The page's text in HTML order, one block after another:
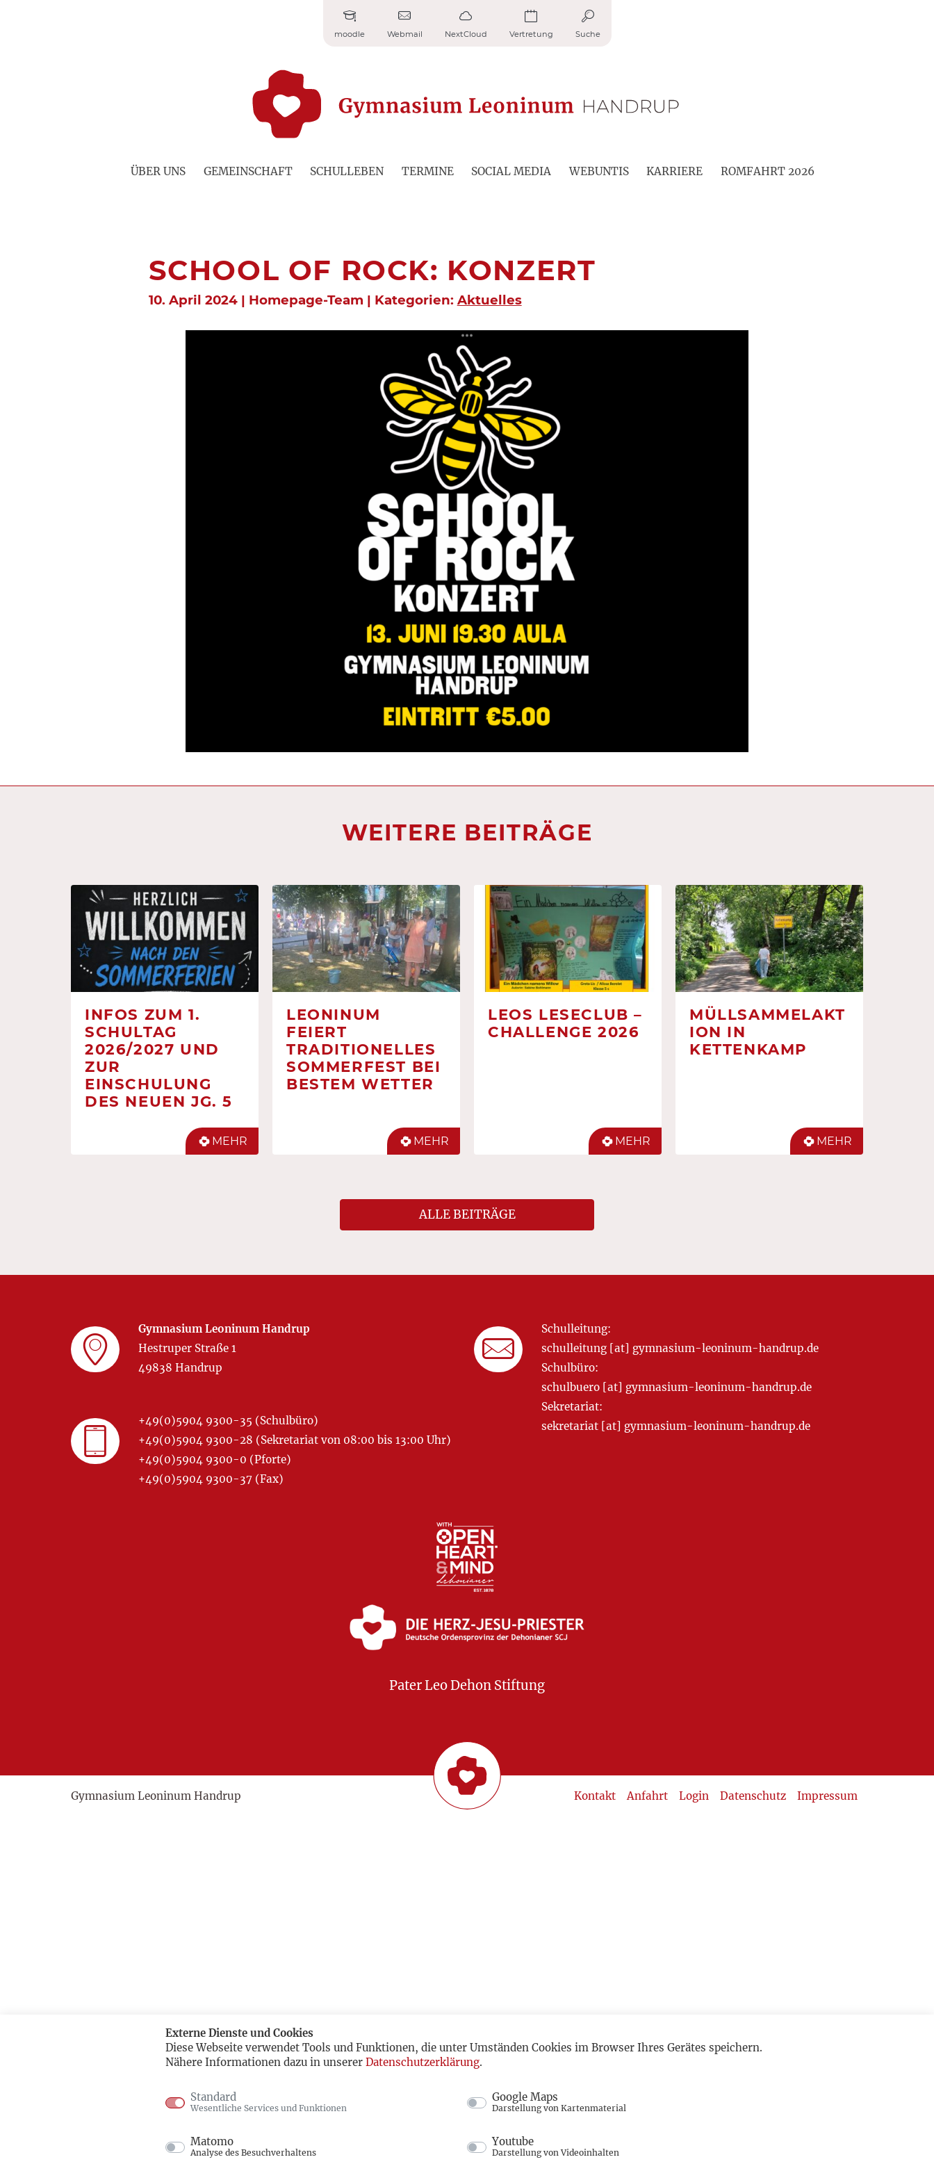
moodle Webmail NextCloud Vertretung Suche
ÜBER UNS GEMEINSCHAFT SCHULLEBEN TERMINE SOCIAL MEDIA WEBUNTIS KARRIERE ROMFAHRT 2026
SCHOOL OF ROCK: KONZERT
10. April 2024 | Homepage-Team | Kategorien: Aktuelles
WEITERE BEITRÄGE
INFOS ZUM 1.
SCHULTAG
2026/2027 UND
ZUR
EINSCHULUNG
DES NEUEN JG. 5
MEHR
LEONINUM
FEIERT
TRADITIONELLES
SOMMERFEST BEI
BESTEM WETTER
MEHR
LEOS LESECLUB –
CHALLENGE 2026
MEHR
MÜLLSAMMELAKT
ION IN
KETTENKAMP
MEHR
ALLE BEITRÄGE
Gymnasium Leoninum Handrup
Hestruper Straße 1
49838 Handrup
+49(0)5904 9300-35 (Schulbüro)
+49(0)5904 9300-28 (Sekretariat von 08:00 bis 13:00 Uhr)
+49(0)5904 9300-0 (Pforte)
+49(0)5904 9300-37 (Fax)
Schulleitung:
schulleitung [at] gymnasium-leoninum-handrup.de
Schulbüro:
schulbuero [at] gymnasium-leoninum-handrup.de
Sekretariat:
sekretariat [at] gymnasium-leoninum-handrup.de
Pater Leo Dehon Stiftung
Kontakt Anfahrt Login Datenschutz Impressum
Gymnasium Leoninum Handrup
Externe Dienste und Cookies
Diese Webseite verwendet Tools und Funktionen, die unter Umständen Cookies im Browser Ihres Gerätes speichern.
Nähere Informationen dazu in unserer Datenschutzerklärung.
Standard
Wesentliche Services und Funktionen
Google Maps
Darstellung von Kartenmaterial
Matomo
Analyse des Besuchverhaltens
Youtube
Darstellung von Videoinhalten